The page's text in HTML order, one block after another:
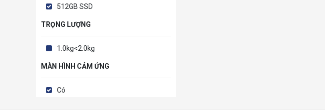
512GB SSD
TRỌNG LƯỢNG
1.0kg<2.0kg
MÀN HÌNH CẢM ỨNG
Có